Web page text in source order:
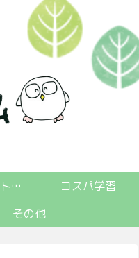
コスパ・ガジェット関係 コスパ学習
その他